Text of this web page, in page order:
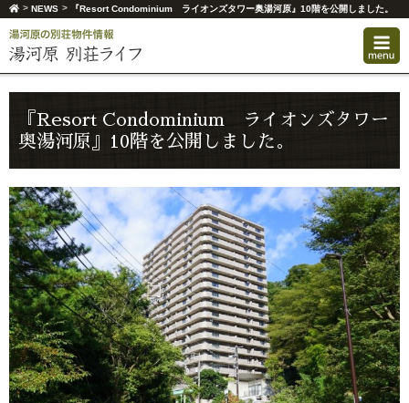
>NEWS > 『Resort Condominium ライオンズタワー奥湯河原』10階を公開しました。
『Resort Condominium ライオンズタワー
奥湯河原』10階を公開しました。